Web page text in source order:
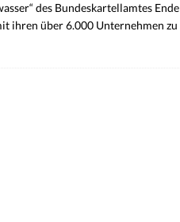
des Bundeskartellamtes Ende
ihren über 6.000 Unternehmen zu